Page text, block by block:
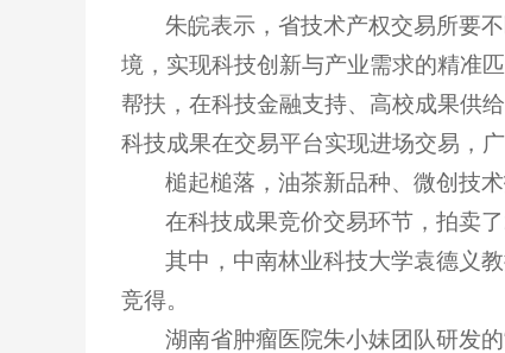
朱皖表示，省技术产权交易所要
境，实现科技创新与产业需求的精准
帮扶，在科技金融支持、高校成果供
科技成果在交易平台实现进场交易，
槌起槌落，油茶新品种、微创技术
在科技成果竞价交易环节，拍卖
其中，中南林业科技大学袁德义
竞得。
湖南省肿瘤医院朱小妹团队研发